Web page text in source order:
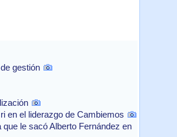
gestión
en el liderazgo de Cambiemos
le sacó Alberto Fernández en